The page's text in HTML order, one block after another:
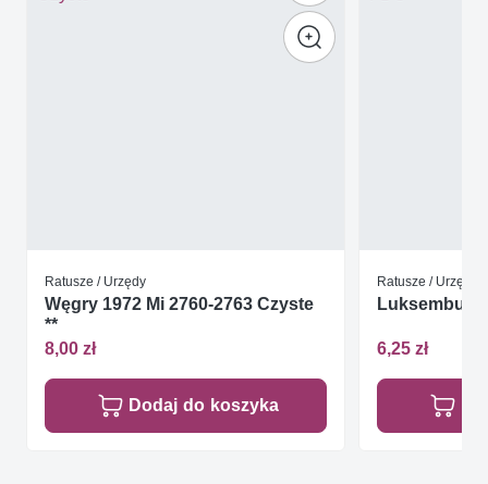
Ratusze / Urzędy
Węgry 1972 Mi 2760-2763 Czyste
**
8,00 zł
Dodaj do koszyka
Ratusze / Urzędy
Luksemburg
6,25 zł